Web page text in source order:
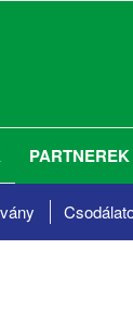
PARTNEREK